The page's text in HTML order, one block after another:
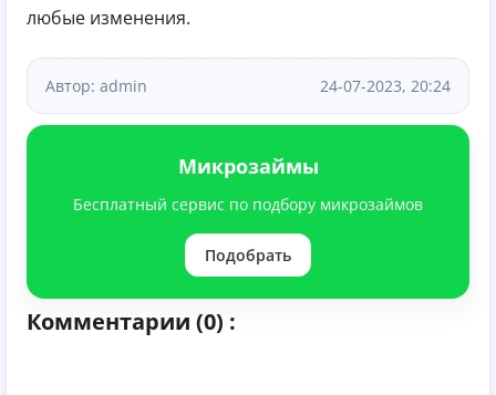
любые изменения.
Автор: admin 24-07-2023, 20:24
Микрозаймы
Бесплатный сервис по подбору микрозаймов
Подобрать
Комментарии (0) :